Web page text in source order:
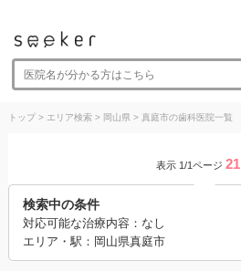
トップ> エリア検索> 岡山県 > 真庭市の歯科医院一覧
表示 1/1ページ 21
検索中の条件
対応可能な治療内容：なし
エリア・駅：岡山県真庭市